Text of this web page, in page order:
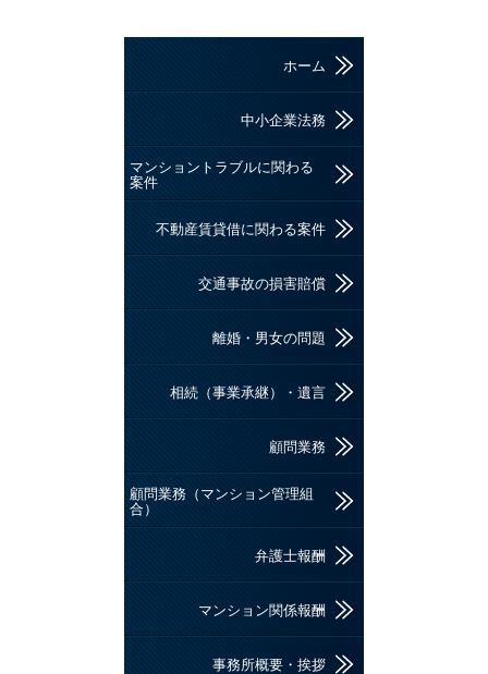
ホーム
中小企業法務
マンショントラブルに関わる
案件
不動産賃貸借に関わる案件
交通事故の損害賠償
離婚・男女の問題
相続（事業承継）・遺言
顧問業務
顧問業務（マンション管理組
合）
弁護士報酬
マンション関係報酬
事務所概要・挨拶